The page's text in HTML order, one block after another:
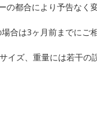
の都合により予告なく
合は3ヶ月前までにご
イズ、重量には若干の